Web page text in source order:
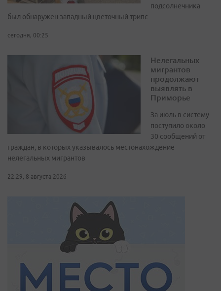
подсолнечника
был обнаружен западный цветочный трипс
сегодня, 00:25
Нелегальных
мигрантов
продолжают
выявлять в
Приморье
За июль в систему
поступило около
30 сообщений от
граждан, в которых указывалось местонахождение
нелегальных мигрантов
22:29, 8 августа 2026